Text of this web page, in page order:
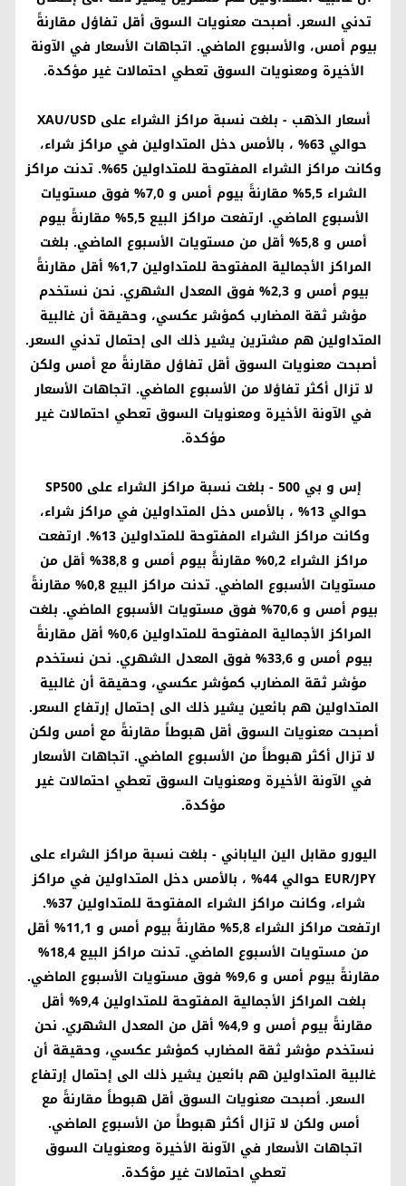
تدني السعر. أصبحت معنويات السوق أقل تفاؤل مقارنةً
بيوم أمس، والأسبوع الماضي. اتجاهات الأسعار في الآونة
الأخيرة ومعنويات السوق تعطي احتمالات غير مؤكدة.
أسعار الذهب - بلغت نسبة مراكز الشراء علىXAU/USD
حوالي 63% ، بالأمس دخل المتداولين في مراكز شراء،
وكانت مراكز الشراء المفتوحة للمتداولين 65%. تدنت مراكز
الشراء 5,5% مقارنةً بيوم أمس و 7,0% فوق مستويات
الأسبوع الماضي. ارتفعت مراكز البيع 5,5% مقارنةً بيوم
أمس و 5,8% أقل من مستويات الأسبوع الماضي. بلغت
المراكز الأجمالية المفتوحة للمتداولين 1,7% أقل مقارنةً
بيوم أمس و 2,3% فوق المعدل الشهري. نحن نستخدم
مؤشر ثقة المضارب كمؤشر عكسي، وحقيقة أن غالبية
المتداولين هم مشترين يشير ذلك الى إحتمال تدني السعر.
أصبحت معنويات السوق أقل تفاؤل مقارنةً مع أمس ولكن
لا تزال أكثر تفاؤلا من الأسبوع الماضي. اتجاهات الأسعار
في الآونة الأخيرة ومعنويات السوق تعطي احتمالات غير
مؤكدة.
إس و بي 500
- بلغت نسبة مراكز الشراء على SP500
حوالي 13% ، بالأمس دخل المتداولين في مراكز شراء،
وكانت مراكز الشراء المفتوحة للمتداولين 13%. ارتفعت
مراكز الشراء 0,2% مقارنةً بيوم أمس و 38,8% أقل من
مستويات الأسبوع الماضي. تدنت مراكز البيع 0,8% مقارنةً
بيوم أمس و 70,6% فوق مستويات الأسبوع الماضي. بلغت
المراكز الأجمالية المفتوحة للمتداولين 0,6% أقل مقارنةً
بيوم أمس و 33,6% فوق المعدل الشهري. نحن نستخدم
مؤشر ثقة المضارب كمؤشر عكسي، وحقيقة أن غالبية
المتداولين هم بائعين يشير ذلك الى إحتمال إرتفاع السعر.
أصبحت معنويات السوق أقل هبوطاً مقارنةً مع أمس ولكن
لا تزال أكثر هبوطاً من الأسبوع الماضي. اتجاهات الأسعار
في الآونة الأخيرة ومعنويات السوق تعطي احتمالات غير
مؤكدة.
اليورو مقابل الين الياباني - بلغت نسبة مراكز الشراء على
EUR/JPY
حوالي 44% ، بالأمس دخل المتداولين في مراكز
شراء، وكانت مراكز الشراء المفتوحة للمتداولين 37%.
ارتفعت مراكز الشراء 5,8% مقارنةً بيوم أمس و 11,1% أقل
من مستويات الأسبوع الماضي. تدنت مراكز البيع 18,4%
مقارنةً بيوم أمس و 9,6% فوق مستويات الأسبوع الماضي.
بلغت المراكز الأجمالية المفتوحة للمتداولين 9,4% أقل
مقارنةً بيوم أمس و 4,9% أقل من المعدل الشهري. نحن
نستخدم مؤشر ثقة المضارب كمؤشر عكسي، وحقيقة أن
غالبية المتداولين هم بائعين يشير ذلك الى إحتمال إرتفاع
السعر. أصبحت معنويات السوق أقل هبوطاً مقارنةً مع
أمس ولكن لا تزال أكثر هبوطاً من الأسبوع الماضي.
اتجاهات الأسعار في الآونة الأخيرة ومعنويات السوق
تعطي احتمالات غير مؤكدة.